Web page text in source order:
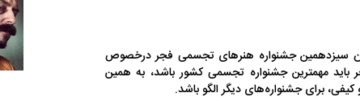
سیزدهمین جشنواره هنرهای تجسمی فجر درخصوص
مهمترین جشنواره تجسمی کشور باشد، به همین
برای جشنواره‌های دیگر الگو باشد.